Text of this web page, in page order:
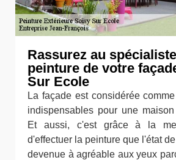
Rassurez au
peinture de votre
Sur Ecole
La façade est considérée
indispensables pour une
Et aussi, c'est grâce à la
d'effectuer la peinture que l'état
devenue à agréable aux yeux